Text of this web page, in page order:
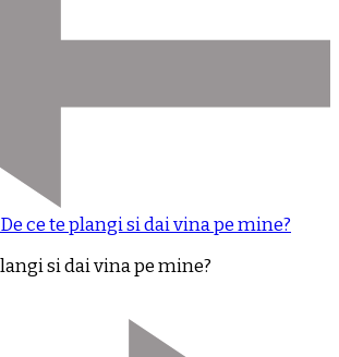
De ce te plangi si dai vina pe mine?